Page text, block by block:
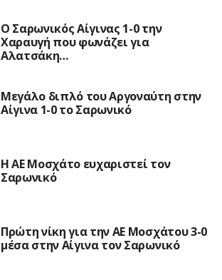
Ο Σαρωνικός Αίγινας 1-0 την
Χαραυγή που φωνάζει για
Αλατσάκη…
Μεγάλο διπλό του Αργοναύτη στην
Αίγινα 1-0 το Σαρωνικό
Η ΑΕ Μοσχάτο ευχαριστεί τον
Σαρωνικό
Πρώτη νίκη για την ΑΕ Μοσχάτου 3-0
μέσα στην Αίγινα τον Σαρωνικό